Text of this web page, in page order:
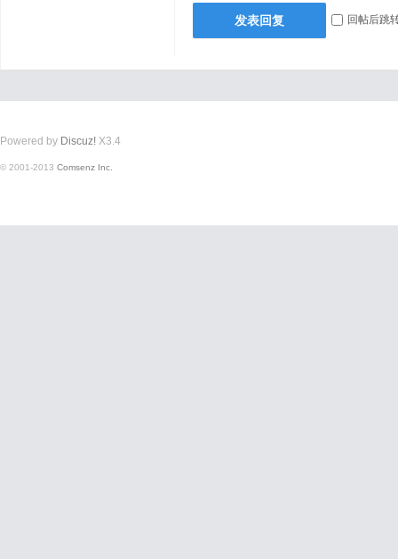
发表回复 回帖后跳
Powered by Discuz! X3.4
© 2001-2013 Comsenz Inc.